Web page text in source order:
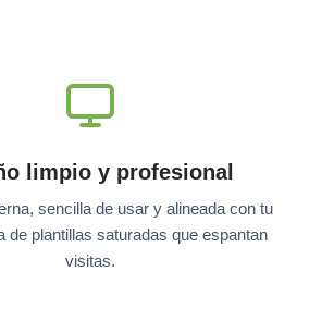
limpio y profesional
sencilla de usar y alineada con tu
de plantillas saturadas que espantan
visitas.